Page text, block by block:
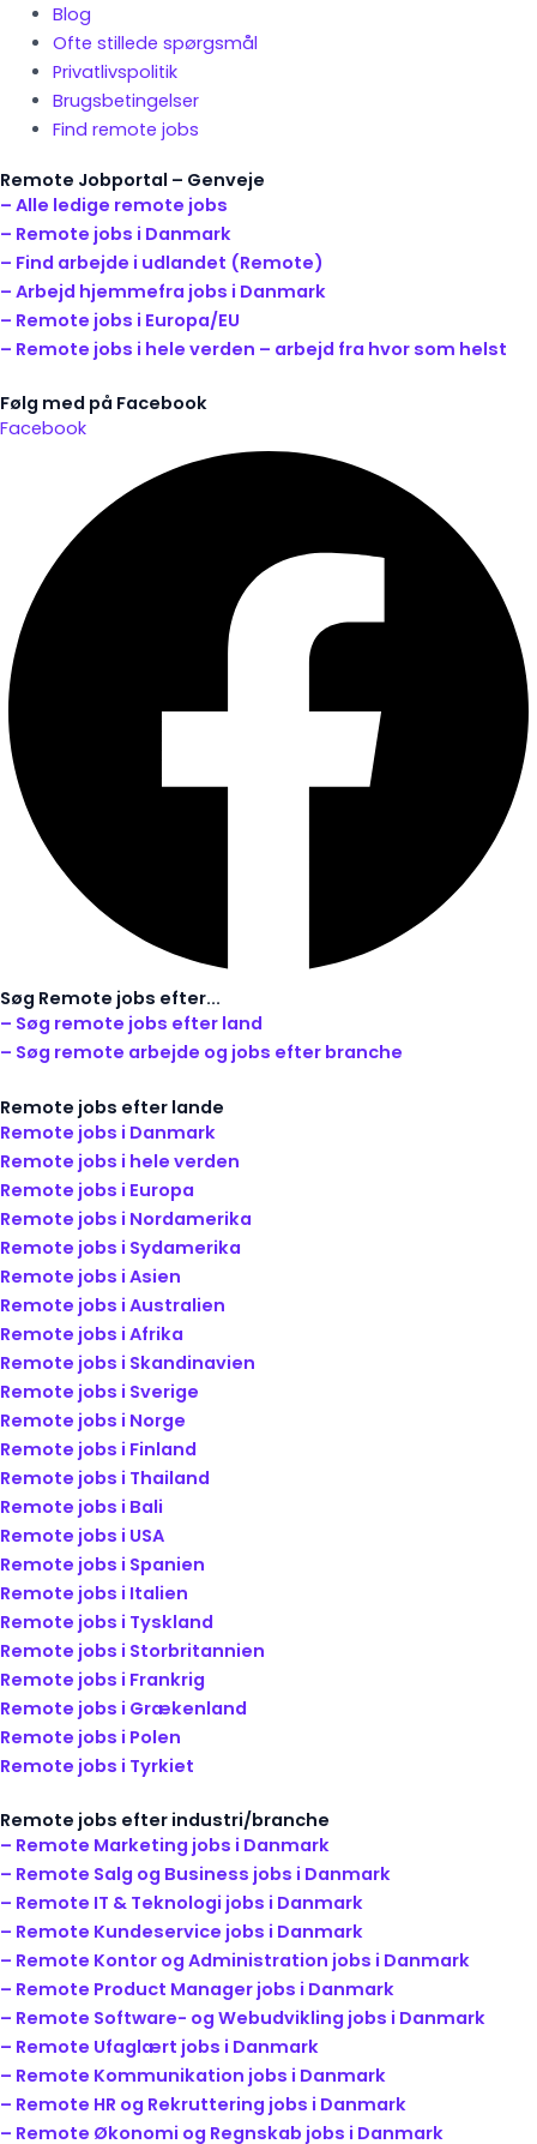
Blog
Ofte stillede spørgsmål
Privatlivspolitik
Brugsbetingelser
Find remote jobs
Remote Jobportal – Genveje
– Alle ledige remote jobs
– Remote jobs i Danmark
– Find arbejde i udlandet (Remote)
– Arbejd hjemmefra jobs i Danmark
– Remote jobs i Europa/EU
– Remote jobs i hele verden – arbejd fra hvor som helst
Følg med på Facebook
Facebook
Søg Remote jobs efter...
– Søg remote jobs efter land
– Søg remote arbejde og jobs efter branche
Remote jobs efter lande
Remote jobs i Danmark
Remote jobs i hele verden
Remote jobs i Europa
Remote jobs i Nordamerika
Remote jobs i Sydamerika
Remote jobs i Asien
Remote jobs i Australien
Remote jobs i Afrika
Remote jobs i Skandinavien
Remote jobs i Sverige
Remote jobs i Norge
Remote jobs i Finland
Remote jobs i Thailand
Remote jobs i Bali
Remote jobs i USA
Remote jobs i Spanien
Remote jobs i Italien
Remote jobs i Tyskland
Remote jobs i Storbritannien
Remote jobs i Frankrig
Remote jobs i Grækenland
Remote jobs i Polen
Remote jobs i Tyrkiet
Remote jobs efter industri/branche
– Remote Marketing jobs i Danmark
– Remote Salg og Business jobs i Danmark
– Remote IT & Teknologi jobs i Danmark
– Remote Kundeservice jobs i Danmark
– Remote Kontor og Administration jobs i Danmark
– Remote Product Manager jobs i Danmark
– Remote Software- og Webudvikling jobs i Danmark
– Remote Ufaglært jobs i Danmark
– Remote Kommunikation jobs i Danmark
– Remote HR og Rekruttering jobs i Danmark
– Remote Økonomi og Regnskab jobs i Danmark